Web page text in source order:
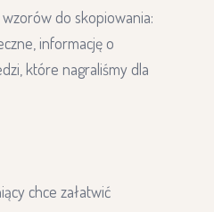
do skopiowania:
informację o
które nagraliśmy dla
chce załatwić